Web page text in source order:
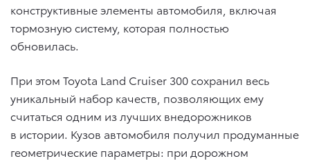
конструктивные элементы автомобиля, включая
тормозную систему, которая полностью
обновилась.
При этом Toyota Land Cruiser 300 сохранил весь
уникальный набор качеств, позволяющих ему
считаться одним из лучших внедорожников
в истории. Кузов автомобиля получил продуманные
геометрические параметры: при дорожном